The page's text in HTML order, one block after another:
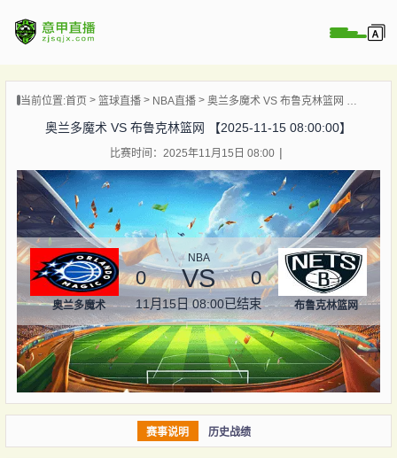
播
像
闻
当前位置:首页 篮球直播 NBA直播 奥兰多魔术 VS 布鲁克林篮网 【2025-11-15 08:00:00】
奥兰多魔术 VS 布鲁克林篮网 【2025-11-15 08:00:00】
比赛时间：2025年11月15日 08:00
奥兰多魔术
NBA
0 VS 0
11月15日 08:00已结束 布鲁克林篮网
赛事说明 历史战绩